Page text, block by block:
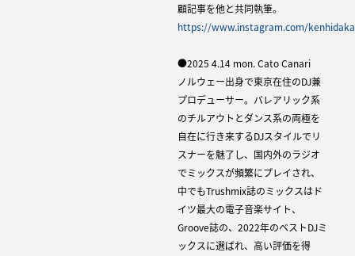
顧記事を他と共同執筆。
https://www.instagram.com/kenhidaka
●2025 4.14 mon. Cato Canari
ノルウェー出身で東京在住のDJ兼
プロデューサー。バレアリック系
のチルアウトとダンス系の両極を
自在に行き来するDJスタイルでリ
スナーを魅了し、国内外のラジオ
でミックスが頻繁にプレイされ、
中でもTrushmix誌のミックスはド
イツ最大の電子音楽サイト、
Groove誌の、2022年のベストDJミ
ックスに選ばれ、高い評価を得